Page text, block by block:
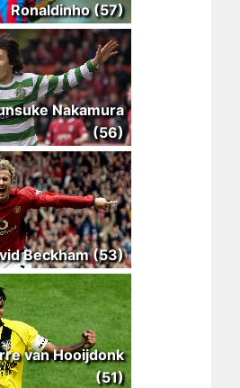
Ronaldinho (57)
Nakamura
(56)
Beckham (53)
van Hooijdonk
(51)